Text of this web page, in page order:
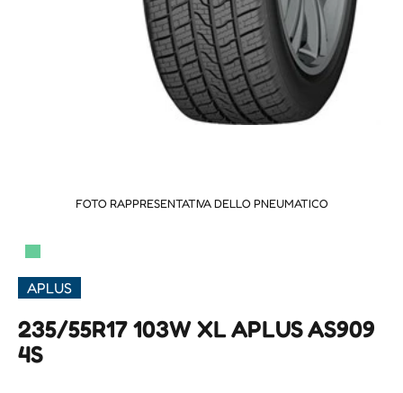
FOTO RAPPRESENTATIVA DELLO PNEUMATICO
▀
APLUS
235/55R17 103W XL APLUS AS909
4S